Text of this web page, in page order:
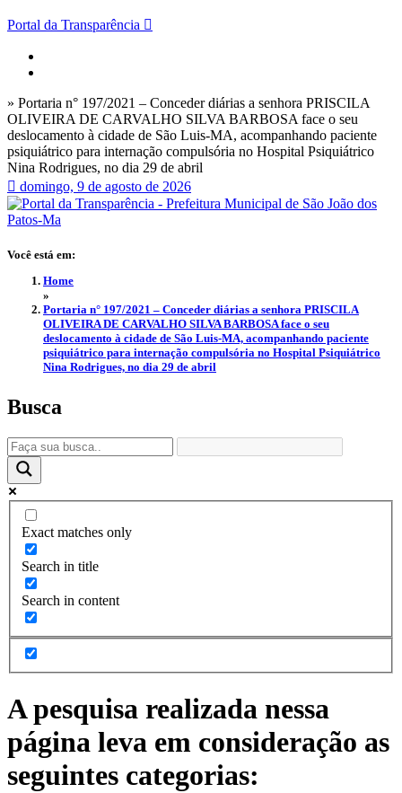
Portal da Transparência
» Portaria n° 197/2021 – Conceder diárias a senhora PRISCILA
OLIVEIRA DE CARVALHO SILVA BARBOSA face o seu
deslocamento à cidade de São Luis-MA, acompanhando paciente
psiquiátrico para internação compulsória no Hospital Psiquiátrico
Nina Rodrigues, no dia 29 de abril
domingo, 9 de agosto de 2026
Você está em:
Home
»
Portaria n° 197/2021 – Conceder diárias a senhora PRISCILA
OLIVEIRA DE CARVALHO SILVA BARBOSA face o seu
deslocamento à cidade de São Luis-MA, acompanhando paciente
psiquiátrico para internação compulsória no Hospital Psiquiátrico
Nina Rodrigues, no dia 29 de abril
Busca
Exact matches only
Search in title
Search in content
A pesquisa realizada nessa
página leva em consideração as
seguintes categorias: